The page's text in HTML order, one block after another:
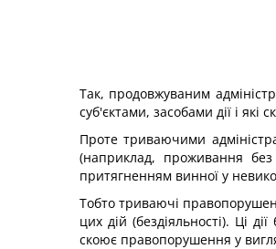
Так, продовжуваним
суб'єктами, засобами дії і
Проте триваючими
(наприклад, проживання
притягненням винної у
Тобто триваючі
цих дій (бездіяльності). Ці
скоює правопорушення у